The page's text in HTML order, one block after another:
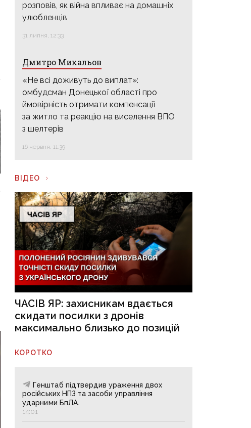
розповів, як війна впливає на домашніх
улюбленців
31 липня, 12:33
Дмитро Михальов
«Не всі доживуть до виплат»:
омбудсман Донецької області про
ймовірність отримати компенсації
за житло та реакцію на виселення ВПО
з шелтерів
16 червня, 11:39
ВІДЕО
ЧАСІВ ЯР: захисникам вдається
скидати посилки з дронів
максимально близько до позицій
КОРОТКО
Генштаб підтвердив ураження двох
російських НПЗ та засоби управління
ударними БпЛА.
14:01